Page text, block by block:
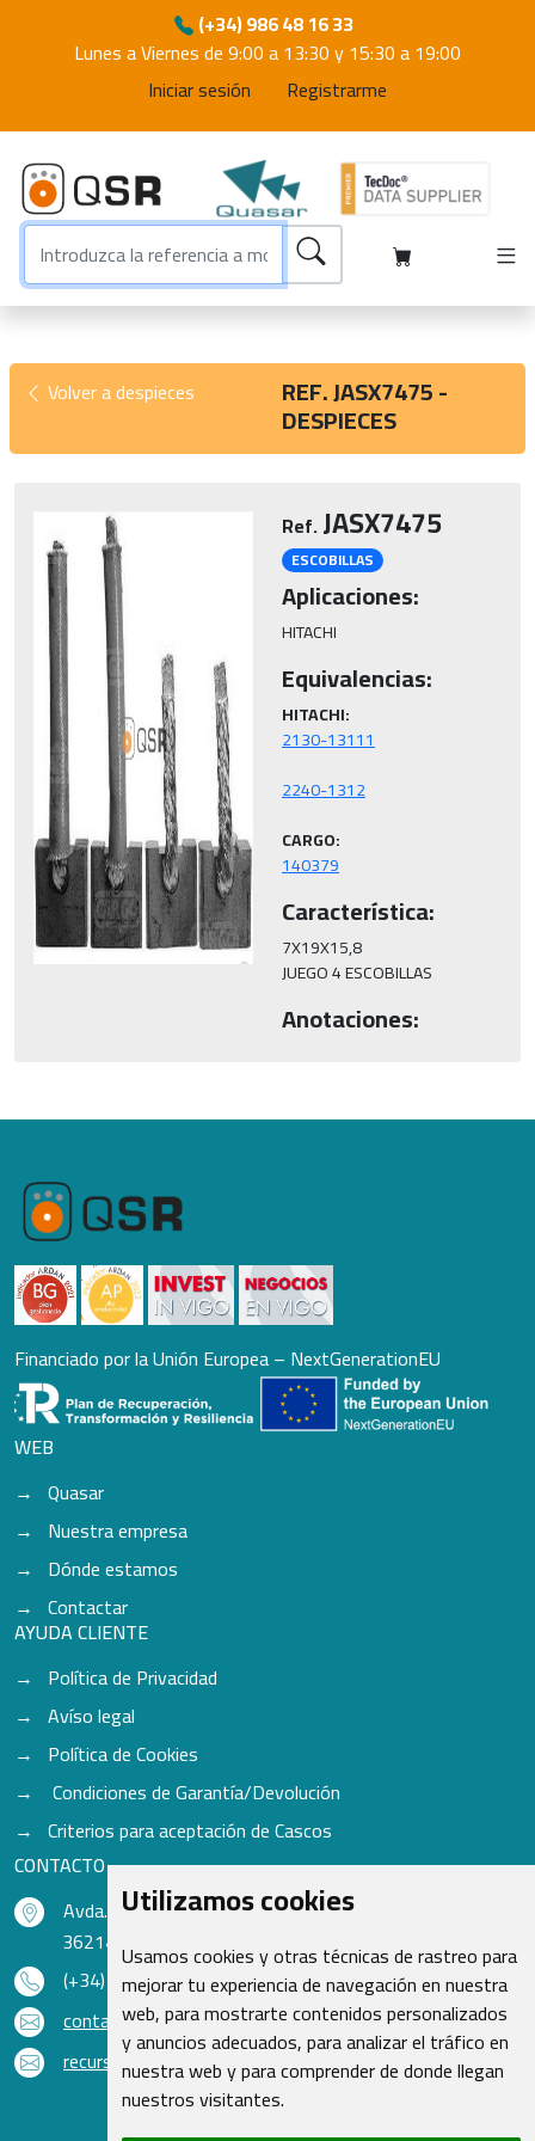
Utilizamos cookies
Usamos cookies y otras técnicas de rastreo para
mejorar tu experiencia de navegación en nuestra
web, para mostrarte contenidos personalizados
y anuncios adecuados, para analizar el tráfico en
nuestra web y para comprender de donde llegan
nuestros visitantes.
(+34) 986 48 16 33
Lunes a Viernes de 9:00 a 13:30 y 15:30 a 19:00
Iniciar sesión
Registrarme
Volver a despieces REF. JASX7475 -
DESPIECES
Ref.JASX7475
ESCOBILLAS
Aplicaciones:
HITACHI
Equivalencias:
HITACHI:
CARGO:
140379
Característica:
7X19X15,8
JUEGO 4 ESCOBILLAS
Anotaciones:
Financiado por la Unión Europea – NextGenerationEU
WEB
Quasar
Nuestra empresa
Dónde estamos
Contactar
AYUDA CLIENTE
Política de Privacidad
Avíso legal
Política de Cookies
Condiciones de Garantía/Devolución
Criterios para aceptación de Cascos
CONTACTO
Avda. do Freixo - Sardoma, 13
36214 Vigo - Pontevedra - España
(+34) 986 48 16 33
contacto@qsr.es
recursoshumanos@qsr.es